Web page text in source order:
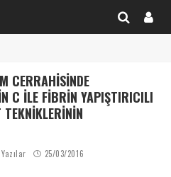
CERRAHISINDE
C ILE FIBRIN YAPIŞTIRICILI
TEKNIKLERININ
25/03/2016